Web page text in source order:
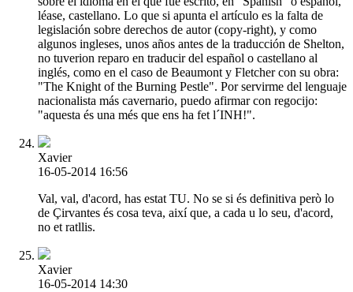
léase, castellano. Lo que si apunta el artículo es la falta de
legislación sobre derechos de autor (copy-right), y como
algunos ingleses, unos años antes de la traducción de Shelton,
no tuverion reparo en traducir del español o castellano al
inglés, como en el caso de Beaumont y Fletcher con su obra:
"The Knight of the Burning Pestle". Por servirme del lenguaje
nacionalista más cavernario, puedo afirmar con regocijo:
"aquesta és una més que ens ha fet l´INH!".
Xavier
16-05-2014 16:56
Val, val, d'acord, has estat TU. No se si és definitiva però lo
de Çirvantes és cosa teva, així que, a cada u lo seu, d'acord,
no et ratllis.
Xavier
16-05-2014 14:30